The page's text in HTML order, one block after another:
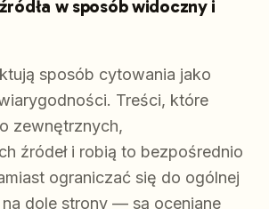
w sposób widoczny i
sposób cytowania jako
Treści, które
zewnętrznych,
źródeł i robią to bezpośrednio
ograniczać się do ogólnej
na dole strony — są oceniane